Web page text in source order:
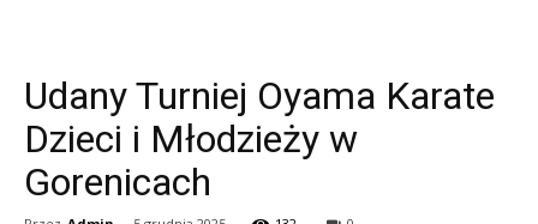
Udany Turniej Oyama Karate
Dzieci i Młodzieży w
Gorenicach